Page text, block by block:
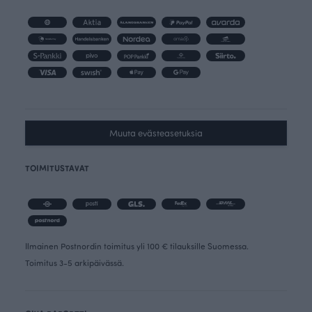
Muuta evästeasetuksia
TOIMITUSTAVAT
Ilmainen Postnordin toimitus yli 100 € tilauksille Suomessa.
Toimitus 3-5 arkipäivässä.